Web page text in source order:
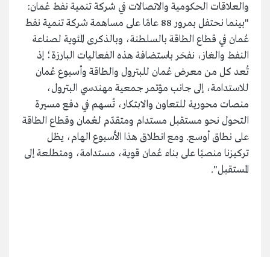
والعلاقات الحكومية والاتصالات في شركة تنمية نفط عُمان:
"بينما نحتفل بمرور 88 عامًا على مساهمة شركة تنمية نفط
عُمان في قطاع الطاقة بالسلطنة، وبالذكرى المئوية لصناعة
النفط والغاز، نفخر باستضافة هذه الفعاليات البارزة؛ إذ
تُعد كل من معرض عُمان للبترول والطاقة وأسبوع عُمان
للاستدامة، إلى جانب مؤتمر جمعية مهندسي البترول،
منصات محورية للتعاون والابتكار، تُسهم في دفع مسيرة
التحول نحو مستقبل مستدام ومتقدّم لعُمان وقطاع الطاقة
على نطاق أوسع. ومع انطلاق هذا الأسبوع الهام، يظل
تركيزنا منصبًا على بناء عُمان قوية، مستدامة، ومتطلعة إلى
المستقبل".